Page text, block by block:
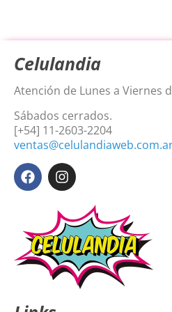
Celulandia
Atención de Lunes a Viernes
Sábados cerrados.
[+54] 11-2603-2204